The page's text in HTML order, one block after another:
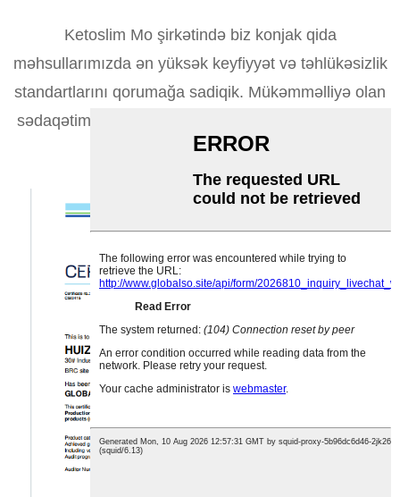
Ketoslim Mo şirkətində biz konjak qida
məhsullarımızda ən yüksək keyfiyyət və təhlükəsizlik
standartlarını qorumağa sadiqik. Mükəmməlliyə olan
sədaqətimiz qürurla sahib olduğumuz sertifikatlarda
əks olunur.